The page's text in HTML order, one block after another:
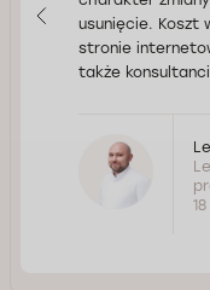
usunięcie. Koszt
stronie
także